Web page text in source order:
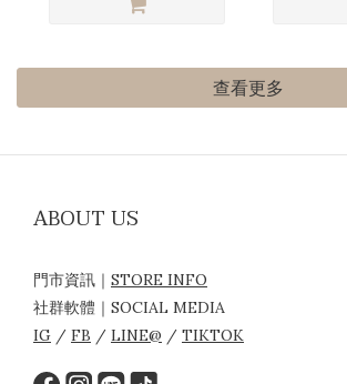
查看更多
ABOUT US
門市資訊｜ STORE INFO
社群軟體｜SOCIAL MEDIA
IG / FB / LINE@ / TIKTOK